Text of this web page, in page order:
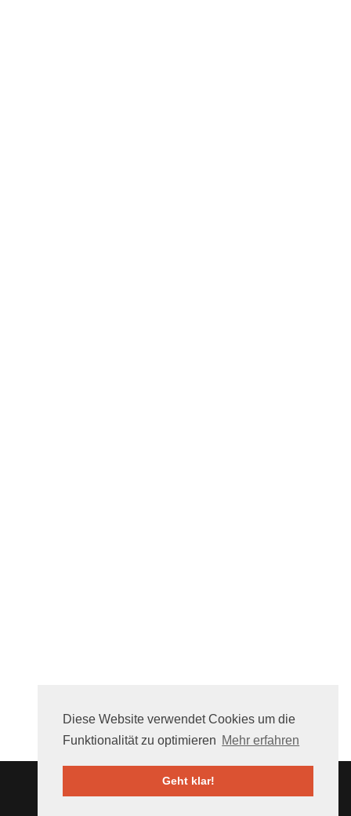
Diese Website verwendet Cookies um die
Funktionalität zu optimieren Mehr erfahren
Geht klar!
Über uns FAQ Mithelfen Nutzungsbedingungen